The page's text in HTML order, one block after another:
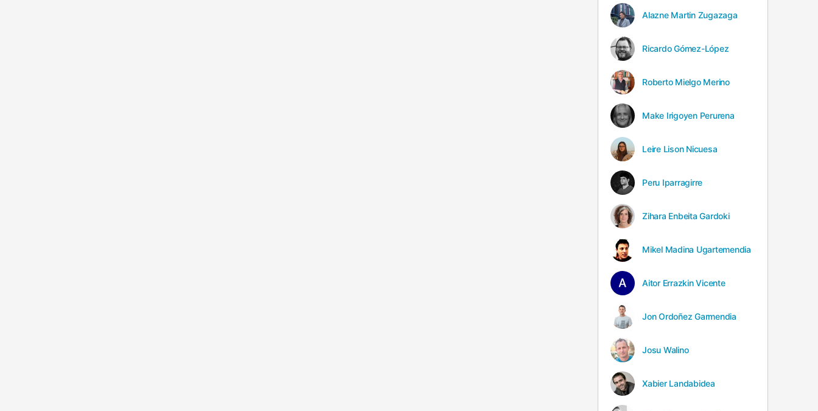
Alazne Martin Zugazaga
Ricardo Gómez-López
Roberto Mielgo Merino
Make Irigoyen Perurena
Leire Lison Nicuesa
Peru Iparragirre
Zihara Enbeita Gardoki
Mikel Madina Ugartemendia
Aitor Errazkin Vicente
Jon Ordoñez Garmendia
Josu Walino
Xabier Landabidea